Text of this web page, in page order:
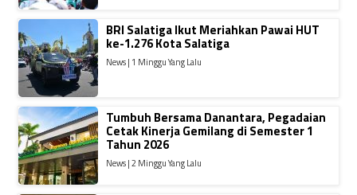
BRI Salatiga Ikut Meriahkan Pawai HUT
ke-1.276 Kota Salatiga
News | 1 Minggu Yang Lalu
Tumbuh Bersama Danantara, Pegadaian
Cetak Kinerja Gemilang di Semester 1
Tahun 2026
News | 2 Minggu Yang Lalu